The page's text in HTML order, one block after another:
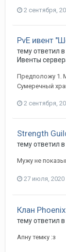
2 сентября,
PvE ивент
тему ответил в
Ивенты
Предположу 1.
Сумеречный
2 сентября,
Strength
тему ответил в
Мужу не
27 июля, 2020
Клан Phoenix
тему ответил в
Апну темку :з